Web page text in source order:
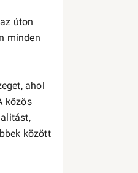
úton
minden
ahol
közös
között